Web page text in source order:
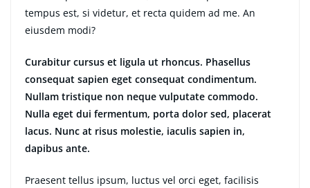
tempus est, si videtur, et recta quidem ad me. An
eiusdem modi?
Curabitur cursus et ligula ut rhoncus. Phasellus
consequat sapien eget consequat condimentum.
Nullam tristique non neque vulputate commodo.
Nulla eget dui fermentum, porta dolor sed, placerat
lacus. Nunc at risus molestie, iaculis sapien in,
dapibus ante.
Praesent tellus ipsum, luctus vel orci eget, facilisis